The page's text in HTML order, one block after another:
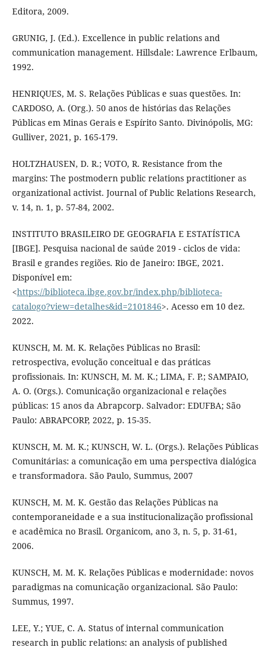
Editora, 2009.
GRUNIG, J. (Ed.). Excellence in public relations and
communication management. Hillsdale: Lawrence Erlbaum,
1992.
HENRIQUES, M. S. Relações Públicas e suas questões. In:
CARDOSO, A. (Org.). 50 anos de histórias das Relações
Públicas em Minas Gerais e Espírito Santo. Divinópolis, MG:
Gulliver, 2021, p. 165-179.
HOLTZHAUSEN, D. R.; VOTO, R. Resistance from the
margins: The postmodern public relations practitioner as
organizational activist. Journal of Public Relations Research,
v. 14, n. 1, p. 57-84, 2002.
INSTITUTO BRASILEIRO DE GEOGRAFIA E ESTATÍSTICA
[IBGE]. Pesquisa nacional de saúde 2019 - ciclos de vida:
Brasil e grandes regiões. Rio de Janeiro: IBGE, 2021.
Disponível em:
<https://biblioteca.ibge.gov.br/index.php/biblioteca-
catalogo?view=detalhes&id=2101846>. Acesso em 10 dez.
2022.
KUNSCH, M. M. K. Relações Públicas no Brasil:
retrospectiva, evolução conceitual e das práticas
profissionais. In: KUNSCH, M. M. K.; LIMA, F. P.; SAMPAIO,
A. O. (Orgs.). Comunicação organizacional e relações
públicas: 15 anos da Abrapcorp. Salvador: EDUFBA; São
Paulo: ABRAPCORP, 2022, p. 15-35.
KUNSCH, M. M. K.; KUNSCH, W. L. (Orgs.). Relações Públicas
Comunitárias: a comunicação em uma perspectiva dialógica
e transformadora. São Paulo, Summus, 2007
KUNSCH, M. M. K. Gestão das Relações Públicas na
contemporaneidade e a sua institucionalização profissional
e acadêmica no Brasil. Organicom, ano 3, n. 5, p. 31-61,
2006.
KUNSCH, M. M. K. Relações Públicas e modernidade: novos
paradigmas na comunicação organizacional. São Paulo:
Summus, 1997.
LEE, Y.; YUE, C. A. Status of internal communication
research in public relations: an analysis of published